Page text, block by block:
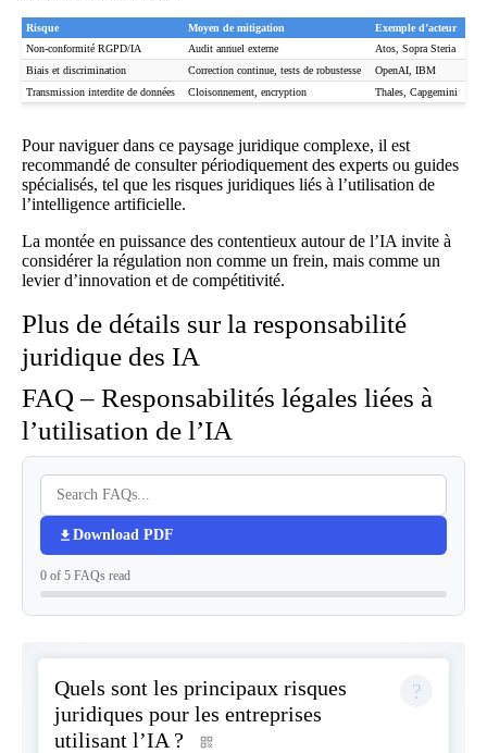
Risque Moyen de mitigation
Exemple d’acteur
Non-conformité RGPD/IA
Audit annuel externe
Atos, Sopra Steria
Biais et discrimination
Correction continue, tests de robustesse
OpenAI, IBM
Transmission interdite de données
Cloisonnement, encryption Thales, Capgemini
Pour naviguer dans ce paysage juridique complexe, il est
recommandé de consulter périodiquement des experts ou guides
spécialisés, tel que les risques juridiques liés à l’utilisation de
l’intelligence artificielle.
La montée en puissance des contentieux autour de l’IA invite à
considérer la régulation non comme un frein, mais comme un
levier d’innovation et de compétitivité.
Plus de détails sur la responsabilité
juridique des IA
FAQ – Responsabilités légales liées à
l’utilisation de l’IA
Download PDF
0 of 5 FAQs read
Quels sont les principaux risques
juridiques pour les entreprises
utilisant l’IA ?